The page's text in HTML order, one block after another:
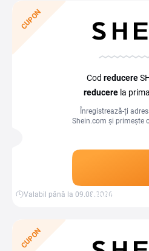
CUPON
Cod reducere
reducere la
Înregistrează-ți
Shein.com și primește
maximă a reducerii
Obține un
Valabil până la 09.08.2026
CUPON